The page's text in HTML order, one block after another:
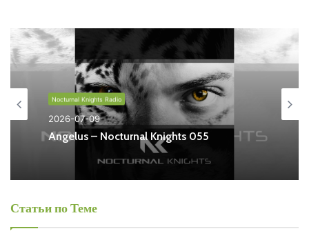
Also you can find all episodes of radioshow
Nocturnal
Knights RadioFree Listen and Download MP3
Ближайший эфир:
Nocturnal Knights Radio
Nocturnal Knights Radio
2026-07-09
Angelus – Nocturnal Knights 055
Статьи по Теме